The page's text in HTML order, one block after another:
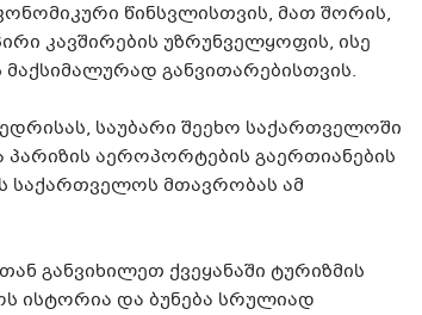
წინსვლისთვის, მათ შორის,
კავშირების უზრუნველყოფის, ისე
განვითარებისთვის.
საუბარი შეეხო საქართველოში
პარიზის აეროპორტების გაერთიანების
საქართველოს მთავრობას ამ
განვიხილეთ ქვეყანაში ტურიზმის
ისტორია და ბუნება სრულიად